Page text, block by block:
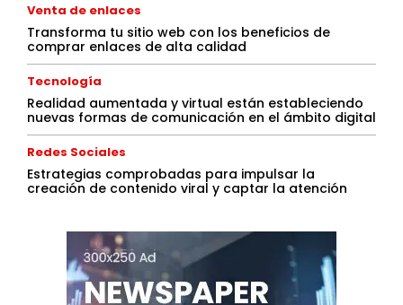
Venta de enlaces
Transforma tu sitio web con los beneficios de
comprar enlaces de alta calidad
Tecnología
Realidad aumentada y virtual están estableciendo
nuevas formas de comunicación en el ámbito digital
Redes Sociales
Estrategias comprobadas para impulsar la
creación de contenido viral y captar la atención